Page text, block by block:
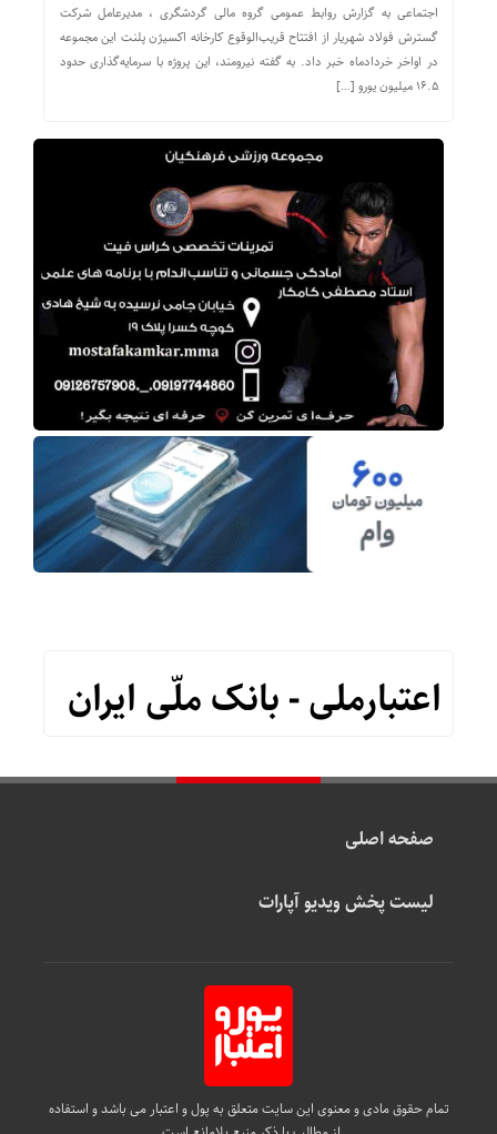
اجتماعی به گزارش روابط عمومی گروه مالی گردشگری ، مدیرعامل شرکت
گسترش فولاد شهریار از افتتاح قریب‌الوقوع کارخانه اکسیژن پلنت این مجموعه
در اواخر خردادماه خبر داد. به گفته نیرومند، این پروژه با سرمایه‌گذاری حدود
۱۶.۵ میلیون یورو […]
اعتبارملی - بانک ملّی ایران
صفحه اصلی
لیست پخش ویدیو آپارات
تمام حقوق مادی و معنوی این سایت متعلق به پول و اعتبار می باشد و استفاده